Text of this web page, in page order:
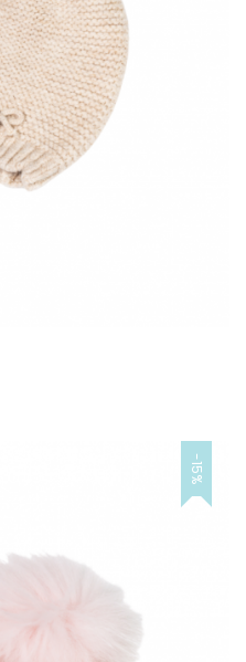
-15%